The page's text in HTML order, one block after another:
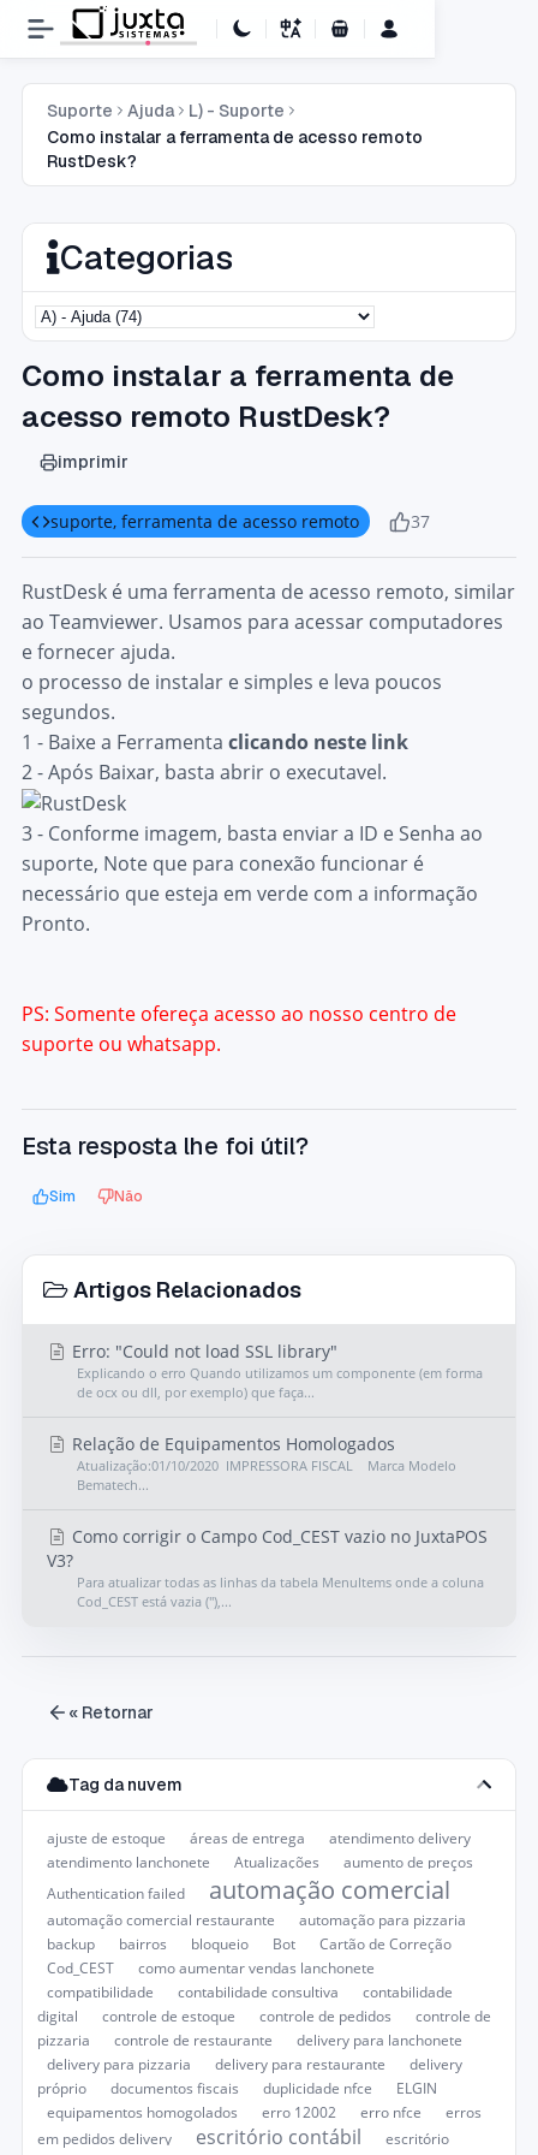
Carrinho de Compras
Suporte Ajuda
L) - Suporte
Como instalar a ferramenta de acesso remoto
RustDesk?
Categorias
Como instalar a ferramenta de
acesso remoto RustDesk?
imprimir
suporte, ferramenta de acesso remoto 37
RustDesk é uma ferramenta de acesso remoto, similar
ao Teamviewer. Usamos para acessar computadores
e fornecer ajuda.
o processo de instalar e simples e leva poucos
segundos.
1 - Baixe a Ferramenta clicando neste link
2 - Após Baixar, basta abrir o executavel.
3 - Conforme imagem, basta enviar a ID e Senha ao
suporte, Note que para conexão funcionar é
necessário que esteja em verde com a informação
Pronto.
PS: Somente ofereça acesso ao nosso centro de
suporte ou whatsapp.
Esta resposta lhe foi útil?
Sim Não
Artigos Relacionados
Erro: "Could not load SSL library"
Explicando o erro Quando utilizamos um componente (em forma
de ocx ou dll, por exemplo) que faça...
Relação de Equipamentos Homologados
Atualização:01/10/2020 IMPRESSORA FISCAL Marca Modelo
Bematech...
Como corrigir o Campo Cod_CEST vazio no JuxtaPOS
V3?
Para atualizar todas as linhas da tabela MenuItems onde a coluna
Cod_CEST está vazia (''),...
« Retornar
Tag da nuvem
ajuste de estoque áreas de entrega
atendimento delivery
atendimento lanchonete
Atualizações
aumento de preços
Authentication failed
automação comercial
automação comercial restaurante
automação para pizzaria
backup
bairros bloqueio Bot
Cartão de Correção
Cod_CEST
como aumentar vendas lanchonete
compatibilidade
contabilidade consultiva
contabilidade
digital
controle de estoque controle de pedidos
controle de
pizzaria
controle de restaurante
delivery para lanchonete
delivery para pizzaria
delivery para restaurante
delivery
próprio
documentos fiscais duplicidade nfce
ELGIN
equipamentos homogolados
erro 12002 erro nfce
erros
em pedidos delivery
escritório contábil escritório